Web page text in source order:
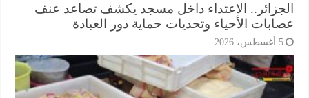
الاعتداء داخل مسجد يكشف تصاعد عنف
الأحياء وتحديات حماية دور العبادة